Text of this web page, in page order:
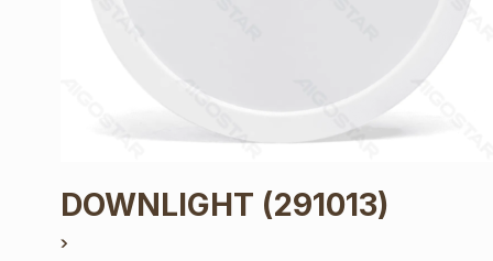
DOWNLIGHT (291013)